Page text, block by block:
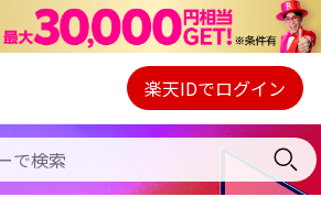
Webプレイヤー
ご契約内容の確認・変更
楽天IDでログイン